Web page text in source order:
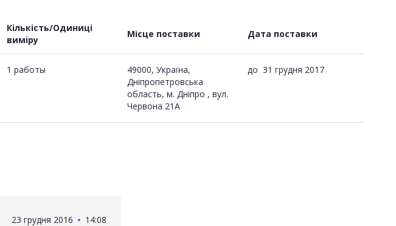
Кількість/Одиниці
виміру
Місце поставки Дата поставки
1 работы
49000, Україна,
Дніпропетровська
область, м. Дніпро , вул.
Червона 21А
до 31 грудня 2017
23 грудня 2016 14:08